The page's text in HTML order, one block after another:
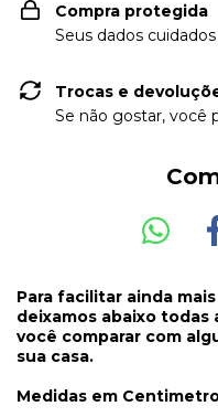
Compra protegida
Seus dados
Trocas e
Se não gostar, você
Para facilitar ainda
deixamos abaixo todas
você comparar com
sua casa.
Medidas em